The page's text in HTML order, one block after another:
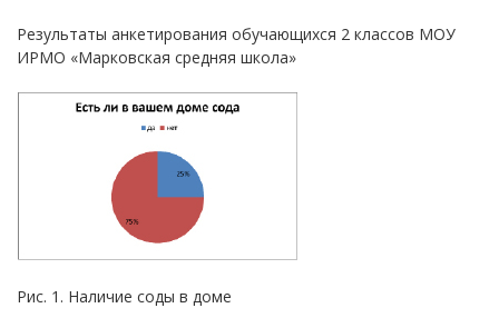
Результаты анкетирования обучающихся 2 классов МОУ
ИРМО «Марковская средняя школа»
Рис. 1. Наличие соды в доме